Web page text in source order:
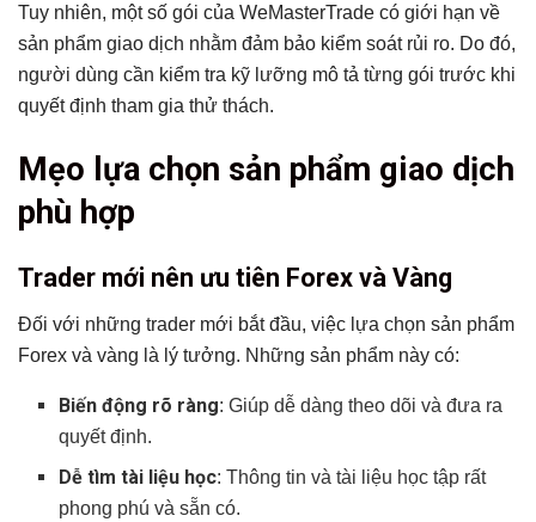
Tuy nhiên, một số gói của WeMasterTrade có giới hạn về
sản phẩm giao dịch nhằm đảm bảo kiểm soát rủi ro. Do đó,
người dùng cần kiểm tra kỹ lưỡng mô tả từng gói trước khi
quyết định tham gia thử thách.
Mẹo lựa chọn sản phẩm giao dịch
phù hợp
Trader mới nên ưu tiên Forex và Vàng
Đối với những trader mới bắt đầu, việc lựa chọn sản phẩm
Forex và vàng là lý tưởng. Những sản phẩm này có:
Biến động rõ ràng: Giúp dễ dàng theo dõi và đưa ra
quyết định.
Dễ tìm tài liệu học: Thông tin và tài liệu học tập rất
phong phú và sẵn có.